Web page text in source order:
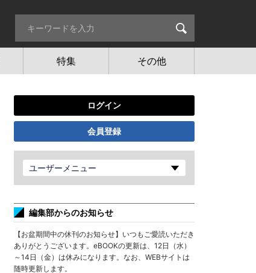
特集 その他
ログイン
会員登録
ユーザーメニュー
編集部からのお知らせ
【お盆期間中の休刊のお知らせ】いつもご愛読いただき
ありがとうございます。eBOOKの更新は、12日（水）
～14日（金）は休みになります。なお、WEBサイトは
随時更新します。